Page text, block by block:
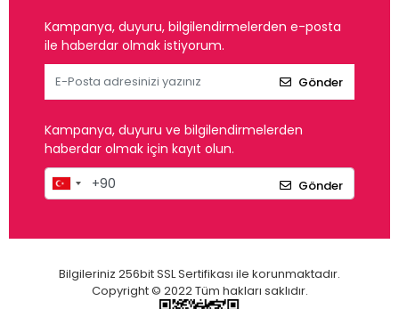
Kampanya, duyuru, bilgilendirmelerden e-posta
ile haberdar olmak istiyorum.
Gönder
Kampanya, duyuru ve bilgilendirmelerden
haberdar olmak için kayıt olun.
Gönder
Bilgileriniz 256bit SSL Sertifikası ile korunmaktadır.
Copyright © 2022 Tüm hakları saklıdır.